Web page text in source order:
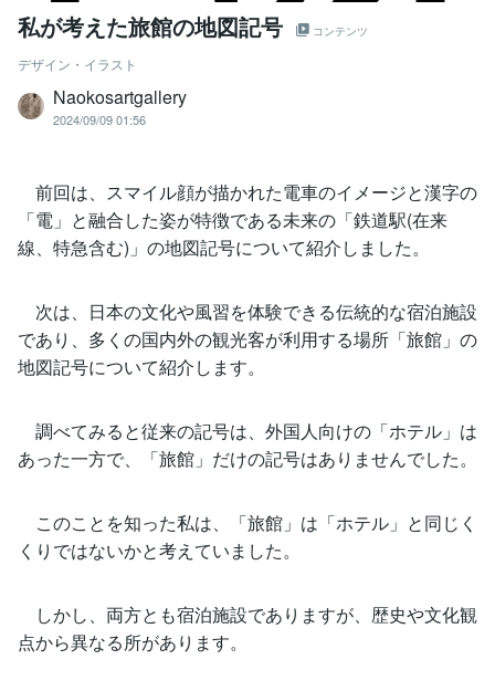
私が考えた旅館の地図記号 コンテンツ
デザイン・イラスト
Naokosartgallery
2024/09/09 01:56
前回は、スマイル顔が描かれた電車のイメージと漢字の
「電」と融合した姿が特徴である未来の「鉄道駅(在来
線、特急含む)」の地図記号について紹介しました。
次は、日本の文化や風習を体験できる伝統的な宿泊施設
であり、多くの国内外の観光客が利用する場所「旅館」の
地図記号について紹介します。
調べてみると従来の記号は、外国人向けの「ホテル」は
あった一方で、「旅館」だけの記号はありませんでした。
このことを知った私は、「旅館」は「ホテル」と同じく
くりではないかと考えていました。
しかし、両方とも宿泊施設でありますが、歴史や文化観
点から異なる所があります。